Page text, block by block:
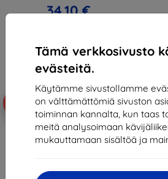
Tämä verkkosivusto
evästeitä.
Käytämme sivustollamme
on välttämättömiä sivuston
toiminnan kannalta, kun taas
meitä analysoimaan
mukauttamaan sisältöä ja
34,10 €
-10%